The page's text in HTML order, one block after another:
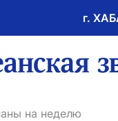
г.
ссылка на
на неделю